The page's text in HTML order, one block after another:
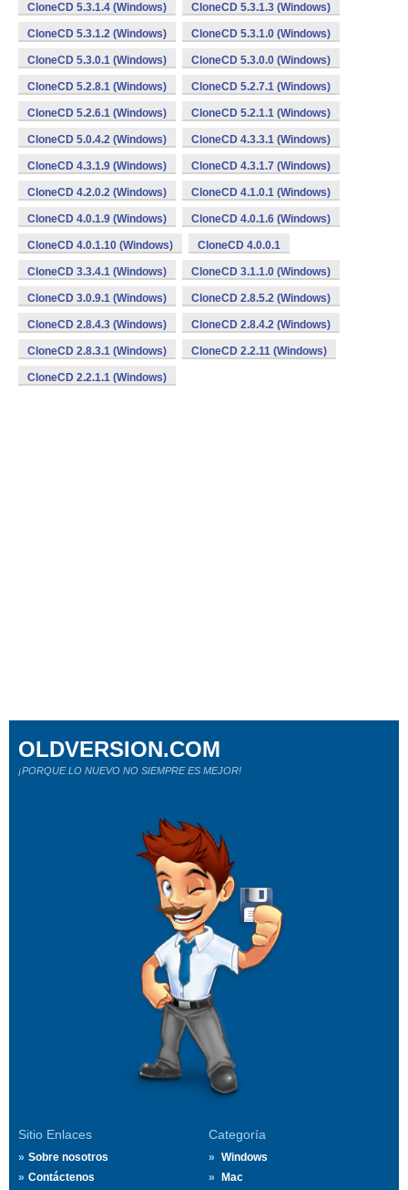
CloneCD 5.3.1.4 (Windows) CloneCD 5.3.1.3 (Windows)
CloneCD 5.3.1.2 (Windows) CloneCD 5.3.1.0 (Windows)
CloneCD 5.3.0.1 (Windows) CloneCD 5.3.0.0 (Windows)
CloneCD 5.2.8.1 (Windows) CloneCD 5.2.7.1 (Windows)
CloneCD 5.2.6.1 (Windows) CloneCD 5.2.1.1 (Windows)
CloneCD 5.0.4.2 (Windows) CloneCD 4.3.3.1 (Windows)
CloneCD 4.3.1.9 (Windows) CloneCD 4.3.1.7 (Windows)
CloneCD 4.2.0.2 (Windows) CloneCD 4.1.0.1 (Windows)
CloneCD 4.0.1.9 (Windows) CloneCD 4.0.1.6 (Windows)
CloneCD 4.0.1.10 (Windows) CloneCD 4.0.0.1
CloneCD 3.3.4.1 (Windows) CloneCD 3.1.1.0 (Windows)
CloneCD 3.0.9.1 (Windows) CloneCD 2.8.5.2 (Windows)
CloneCD 2.8.4.3 (Windows) CloneCD 2.8.4.2 (Windows)
CloneCD 2.8.3.1 (Windows) CloneCD 2.2.11 (Windows)
CloneCD 2.2.1.1 (Windows)
Sitio Enlaces
Sobre nosotros
Contáctenos
Categoría
Windows
Mac
OLDVERSION.COM
¡PORQUE LO NUEVO NO SIEMPRE ES MEJOR!